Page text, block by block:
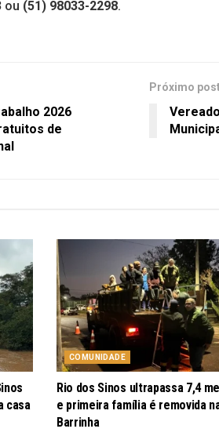
ou (51) 98033-2298.
2026
de
Próximo
casa
COMUNIDADE
Rio dos Sinos ultrapassa 7,4
e primeira família é removida
Barrinha